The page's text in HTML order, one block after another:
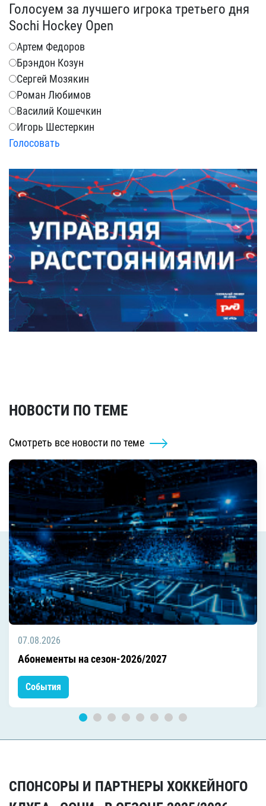
Голосуем за лучшего игрока третьего дня
Sochi Hockey Open
Артем Федоров
Брэндон Козун
Сергей Мозякин
Роман Любимов
Василий Кошечкин
Игорь Шестеркин
Голосовать
НОВОСТИ ПО ТЕМЕ
Смотреть все новости по теме
07.08.2026
Абонементы на сезон-2026/2027
События
СПОНСОРЫ И ПАРТНЕРЫ ХОККЕЙНОГО